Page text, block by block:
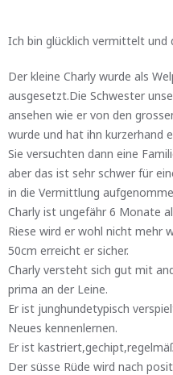
Ich bin glücklich vermittelt und
Der kleine Charly wurde als
ausgesetzt.Die Schwester
ansehen wie er von den
wurde und hat ihn kurzerhand
Sie versuchten dann eine
aber das ist sehr schwer für
in die Vermittlung
Charly ist ungefähr 6 Monate
Riese wird er wohl nicht mehr
50cm erreicht er sicher.
Charly versteht sich gut mit
prima an der Leine.
Er ist junghundetypisch
Neues kennenlernen.
Er ist
Der süsse Rüde wird nach